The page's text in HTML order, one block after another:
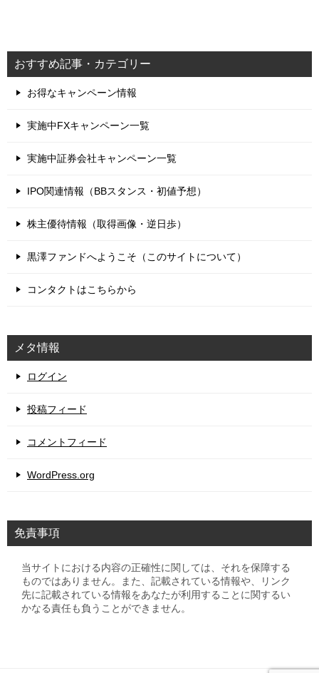
おすすめ記事・カテゴリー
お得なキャンペーン情報
実施中FXキャンペーン一覧
実施中証券会社キャンペーン一覧
IPO関連情報（BBスタンス・初値予想）
株主優待情報（取得画像・逆日歩）
黒澤ファンドへようこそ（このサイトについて）
コンタクトはこちらから
メタ情報
ログイン
投稿フィード
コメントフィード
WordPress.org
免責事項
当サイトにおける内容の正確性に関しては、それを保障する
ものではありません。また、記載されている情報や、リンク
先に記載されている情報をあなたが利用することに関するい
かなる責任も負うことができません。